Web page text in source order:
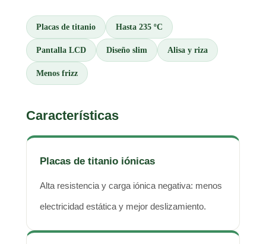
Placas de titanio Hasta 235 ºC
Pantalla LCD Diseño slim Alisa y riza
Menos frizz
Características
Placas de titanio iónicas
Alta resistencia y carga iónica negativa: menos
electricidad estática y mejor deslizamiento.